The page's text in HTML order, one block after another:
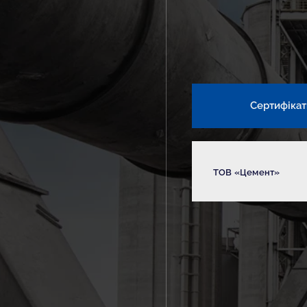
ТОВ «Цемент»